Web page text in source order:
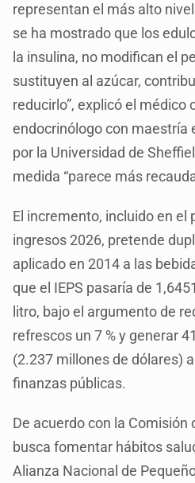
representan el más alto
se ha mostrado que los
la insulina, no modifican el
sustituyen al azúcar,
reducirlo”, explicó el médico
endocrinólogo con maestría
por la Universidad de
medida “parece más
El incremento, incluido en el
ingresos 2026, pretende
aplicado en 2014 a las
que el IEPS pasaría de
litro, bajo el argumento de
refrescos un 7 % y generar
(2.237 millones de dólares)
finanzas públicas.
De acuerdo con la Comisión
busca fomentar hábitos
Alianza Nacional de